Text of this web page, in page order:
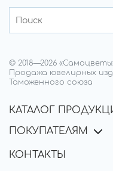
© 2018—2026
Продажа ювелирных
Таможенного союза
КАТАЛОГ
ПОКУПАТЕЛЯМ
КОНТАКТЫ